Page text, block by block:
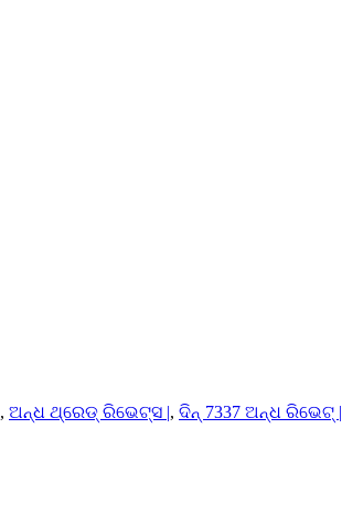
, ଅନ୍ଧ ଥ୍ରେଡ୍ ରିଭେଟ୍ସ |, ଦିନ୍ 7337 ଅନ୍ଧ ରିଭେଟ୍ |